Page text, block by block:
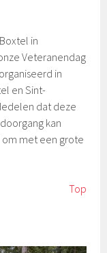
in
Veteranendag
in
en Sint-
dat deze
kan
met een grote
Top